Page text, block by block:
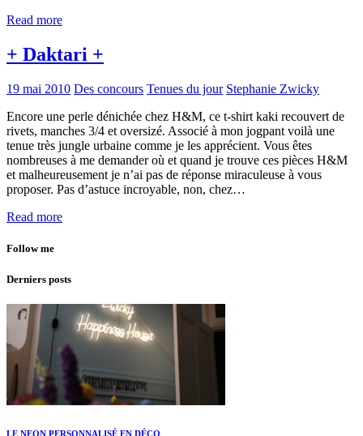
Read more
+ Daktari +
19 mai 2010 Des concours Tenues du jour Stephanie Zwicky
Encore une perle dénichée chez H&M, ce t-shirt kaki recouvert de
rivets, manches 3/4 et oversizé. Associé à mon jogpant voilà une
tenue très jungle urbaine comme je les apprécient. Vous êtes
nombreuses à me demander où et quand je trouve ces pièces H&M
et malheureusement je n’ai pas de réponse miraculeuse à vous
proposer. Pas d’astuce incroyable, non, chez…
Read more
Follow me
Derniers posts
LE NEON PERSONNALISÉ EN DÉCO